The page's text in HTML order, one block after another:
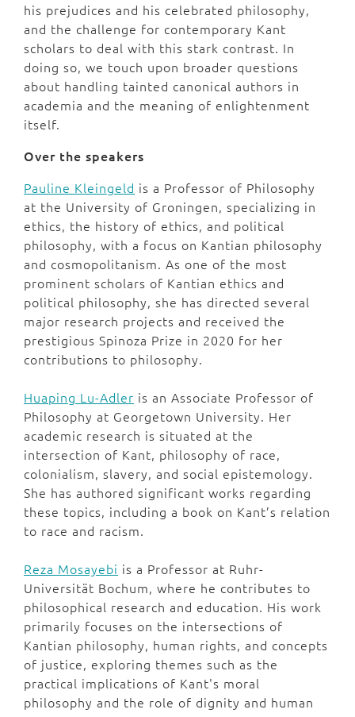
his prejudices and his celebrated philosophy,
and the challenge for contemporary Kant
scholars to deal with this stark contrast. In
doing so, we touch upon broader questions
about handling tainted canonical authors in
academia and the meaning of enlightenment
itself.
Over the speakers
Pauline Kleingeld is a Professor of Philosophy
at the University of Groningen, specializing in
ethics, the history of ethics, and political
philosophy, with a focus on Kantian philosophy
and cosmopolitanism. As one of the most
prominent scholars of Kantian ethics and
political philosophy, she has directed several
major research projects and received the
prestigious Spinoza Prize in 2020 for her
contributions to philosophy.
Huaping Lu-Adler is an Associate Professor of
Philosophy at Georgetown University. Her
academic research is situated at the
intersection of Kant, philosophy of race,
colonialism, slavery, and social epistemology.
She has authored significant works regarding
these topics, including a book on Kant’s relation
to race and racism.
Reza Mosayebi is a Professor at Ruhr-
Universität Bochum, where he contributes to
philosophical research and education. His work
primarily focuses on the intersections of
Kantian philosophy, human rights, and concepts
of justice, exploring themes such as the
practical implications of Kant's moral
philosophy and the role of dignity and human